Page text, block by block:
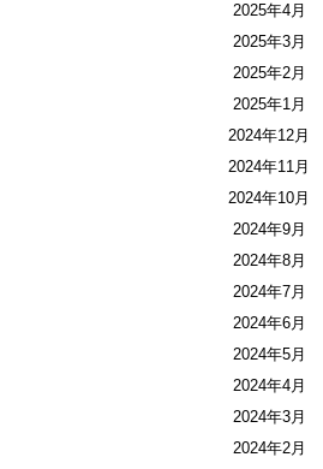
2025年4月
2025年3月
2025年2月
2025年1月
2024年12月
2024年11月
2024年10月
2024年9月
2024年8月
2024年7月
2024年6月
2024年5月
2024年4月
2024年3月
2024年2月